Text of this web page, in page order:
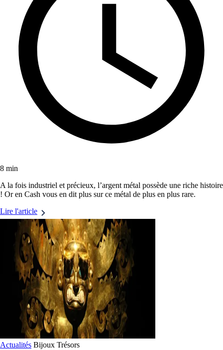
8 min
A la fois industriel et précieux, l’argent métal possède une riche histoire
! Or en Cash vous en dit plus sur ce métal de plus en plus rare.
Lire l'article
Actualités Bijoux Trésors